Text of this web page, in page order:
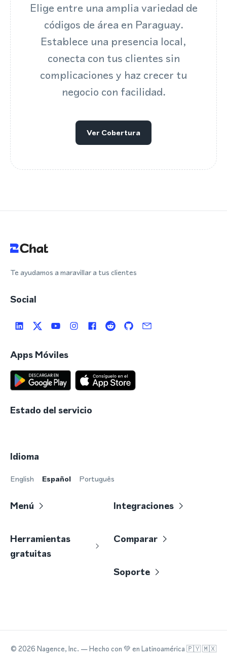
Elige entre una amplia variedad de
códigos de área en Paraguay.
Establece una presencia local,
conecta con tus clientes sin
complicaciones y haz crecer tu
negocio con facilidad.
Ver Cobertura
Te ayudamos a maravillar a tus clientes
Social
Apps Móviles
Estado del servicio
Idioma
English Español Português
Menú Integraciones
Herramientas
gratuitas
Comparar
Soporte
© 2026 Nagence, Inc. — Hecho con 💚 en Latinoamérica 🇵🇾 🇲🇽